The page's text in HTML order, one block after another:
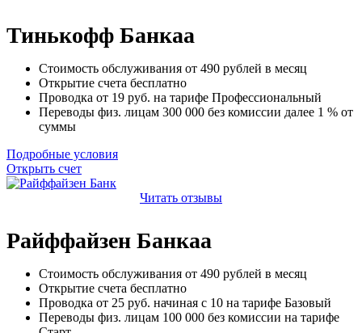
Тинькофф Банкаа
Стоимость обслуживания от 490 рублей в месяц
Открытие счета бесплатно
Проводка от 19 руб. на тарифе Профессиональный
Переводы физ. лицам 300 000 без комиссии далее 1 % от
суммы
Подробные условия
Открыть счет
Читать отзывы
Райффайзен Банкаа
Стоимость обслуживания от 490 рублей в месяц
Открытие счета бесплатно
Проводка от 25 руб. начиная с 10 на тарифе Базовый
Переводы физ. лицам 100 000 без комиссии на тарифе